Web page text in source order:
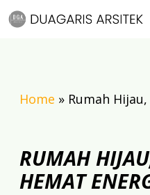
Home » Rumah
RUMAH
HEMAT